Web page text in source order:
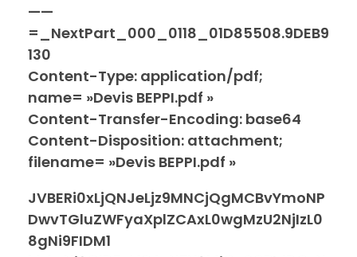
——
=_NextPart_000_0118_01D85508.9DEB9
130
Content-Type: application/pdf;
name= »Devis BEPPI.pdf »
Content-Transfer-Encoding: base64
Content-Disposition: attachment;
filename= »Devis BEPPI.pdf »
JVBERi0xLjQNJeLjz9MNCjQgMCBvYmoNP
DwvTGluZWFyaXplZCAxL0wgMzU2NjIzL0
8gNi9FIDM1